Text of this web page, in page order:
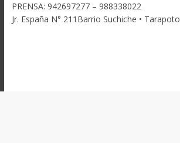
PRENSA: 942697277 – 988338022
Jr. España N° 211Barrio Suchiche • Tarapoto